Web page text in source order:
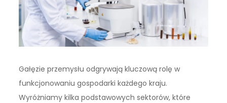
Gałęzie przemysłu odgrywają kluczową rolę w
funkcjonowaniu gospodarki każdego kraju.
Wyróżniamy kilka podstawowych sektorów, które